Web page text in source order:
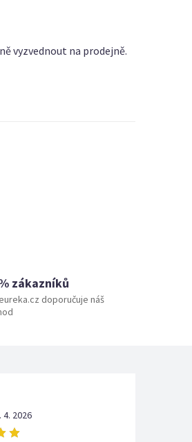
vyzvednout na prodejně.
zákazníků
doporučuje náš
4. 2026